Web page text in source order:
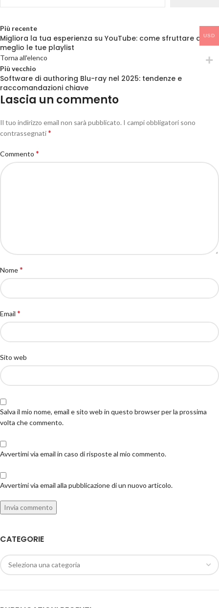
Più recente
Migliora la tua esperienza su YouTube: come sfruttare al
meglio le tue playlist
Torna all'elenco
Più vecchio
Software di authoring Blu-ray nel 2025: tendenze e
raccomandazioni chiave
Lascia un commento
Il tuo indirizzo email non sarà pubblicato. I campi obbligatori sono
contrassegnati*
Commento *
Nome*
Email *
Sito web
Salva il mio nome, email e sito web in questo browser per la prossima
volta che commento.
Avvertimi via email in caso di risposte al mio commento.
Avvertimi via email alla pubblicazione di un nuovo articolo.
CATEGORIE
USD